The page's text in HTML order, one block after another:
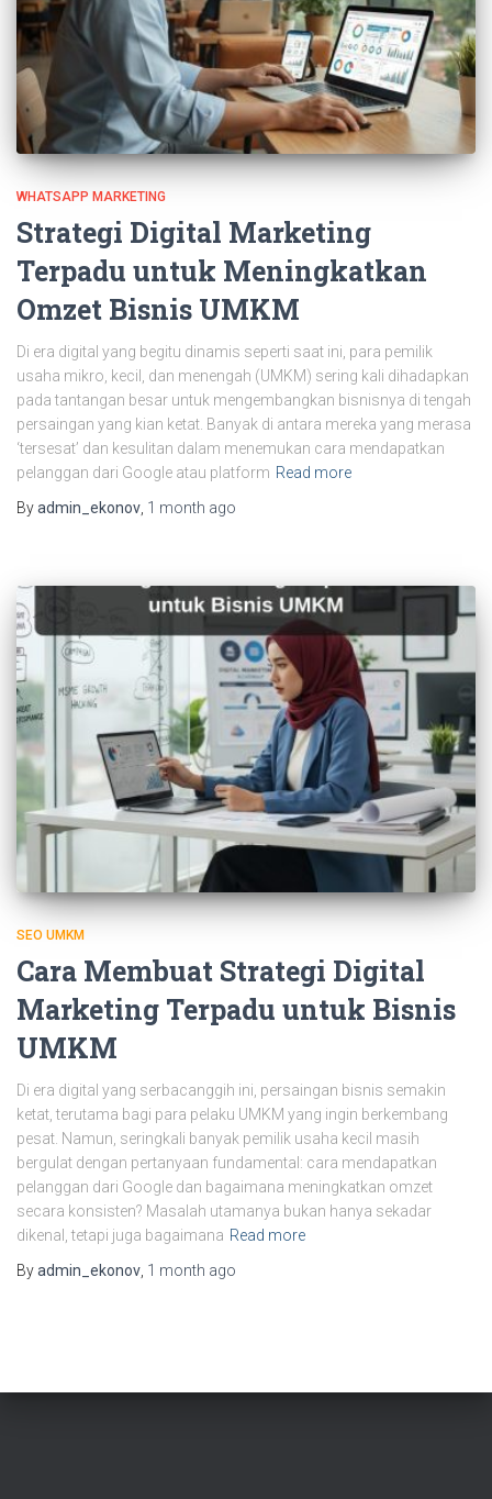
WHATSAPP MARKETING
Strategi Digital Marketing
Terpadu untuk Meningkatkan
Omzet Bisnis UMKM
Di era digital yang begitu dinamis seperti saat ini, para pemilik
usaha mikro, kecil, dan menengah (UMKM) sering kali dihadapkan
pada tantangan besar untuk mengembangkan bisnisnya di tengah
persaingan yang kian ketat. Banyak di antara mereka yang merasa
‘tersesat’ dan kesulitan dalam menemukan cara mendapatkan
pelanggan dari Google atau platform Read more
Byadmin_ekonov 1 month ago
SEO UMKM
Cara Membuat Strategi Digital
Marketing Terpadu untuk Bisnis
UMKM
Di era digital yang serbacanggih ini, persaingan bisnis semakin
ketat, terutama bagi para pelaku UMKM yang ingin berkembang
pesat. Namun, seringkali banyak pemilik usaha kecil masih
bergulat dengan pertanyaan fundamental: cara mendapatkan
pelanggan dari Google dan bagaimana meningkatkan omzet
secara konsisten? Masalah utamanya bukan hanya sekadar
dikenal, tetapi juga bagaimana Read more
Byadmin_ekonov 1 month ago